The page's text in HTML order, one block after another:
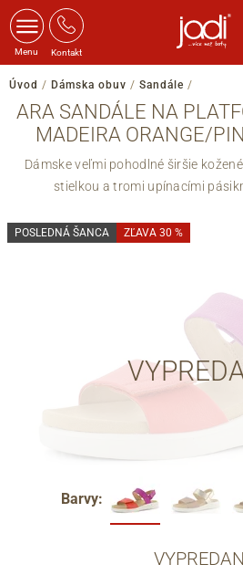
Menu Kontakt
Úvod / Dámska obuv / Sandále /
ARA SANDÁLE NA
MADEIRA ORANGE/
Dámske veľmi pohodlné širšie
stielkou a tromi upínacími
POSLEDNÁ ŠANCA ZĽAVA 30 %
Barvy: